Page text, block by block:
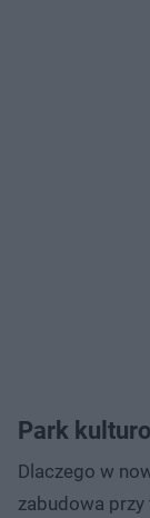
Park
Dlaczego w
zabudowa przy